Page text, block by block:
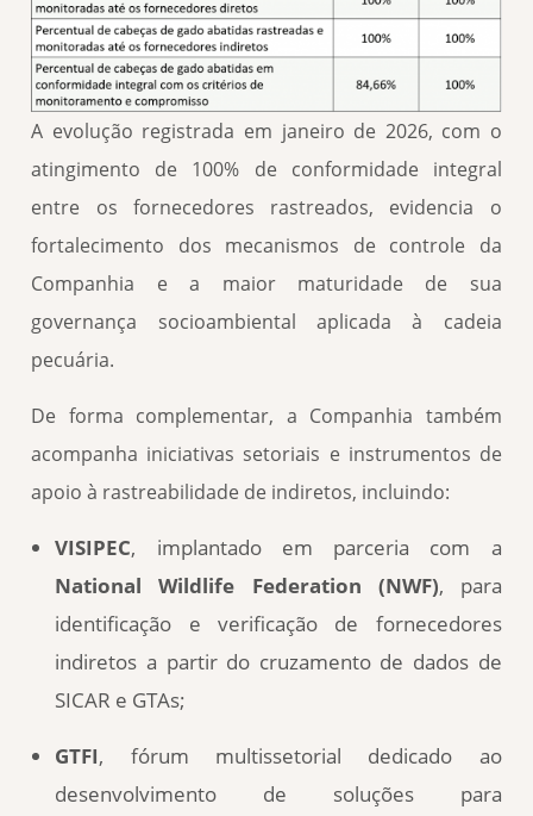
A evolução registrada em janeiro de 2026, com o
atingimento de 100% de conformidade integral
entre os fornecedores rastreados, evidencia o
fortalecimento dos mecanismos de controle da
Companhia e a maior maturidade de sua
governança socioambiental aplicada à cadeia
pecuária.
De forma complementar, a Companhia também
acompanha iniciativas setoriais e instrumentos de
apoio à rastreabilidade de indiretos, incluindo:
VISIPEC, implantado em parceria com a
National Wildlife Federation (NWF), para
identificação e verificação de fornecedores
indiretos a partir do cruzamento de dados de
SICAR e GTAs;
GTFI, fórum multissetorial dedicado ao
desenvolvimento de soluções para